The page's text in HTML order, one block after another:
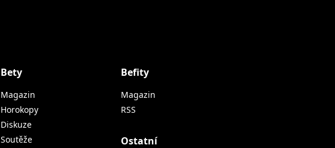
Bety
Magazin
Horokopy
Diskuze
Soutěže
Befity
Magazin
RSS
Ostatní